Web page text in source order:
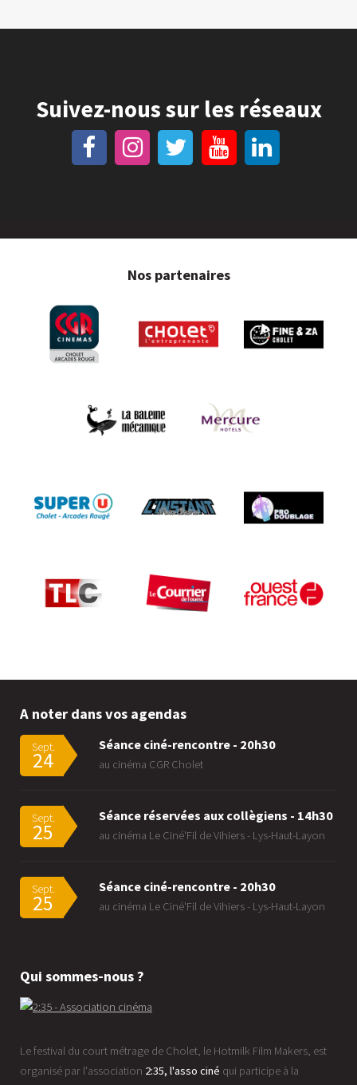
Suivez-nous sur les réseaux
Nos partenaires
A noter dans vos agendas
Sept.
24
Séance ciné-rencontre - 20h30
au cinéma CGR Cholet
Sept.
25
Séance réservées aux collègiens - 14h30
au cinéma Le Ciné'Fil de Vihiers - Lys-Haut-Layon
Sept.
25
Séance ciné-rencontre - 20h30
au cinéma Le Ciné'Fil de Vihiers - Lys-Haut-Layon
Qui sommes-nous ?
Le festival du court métrage de Cholet, le Hotmilk Film Makers, est
organisé par l'association 2:35, l'asso ciné qui participe à la